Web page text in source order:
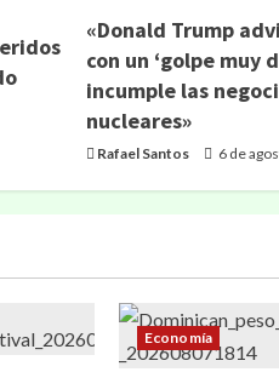
«Donald Trump
con un ‘golpe muy
incumple las
nucleares»
Rafael Santos 6 de
Economía